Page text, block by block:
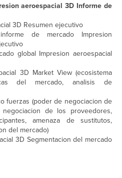
aeroespacial 3D Informe de
3D Resumen ejecutivo
de mercado Impresion
global Impresion aeroespacial
3D Market View (ecosistema
del mercado, analisis de
fuerzas (poder de negociacion de
de los proveedores,
amenaza de sustitutos,
del mercado)
3D Segmentacion del mercado